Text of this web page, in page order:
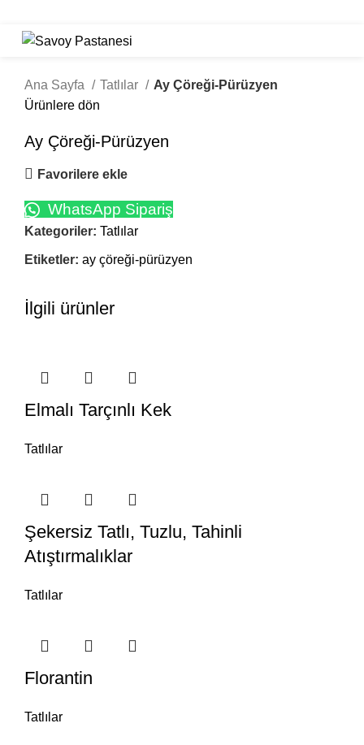
Ana Sayfa
Tatlılar
Ay Çöreği-Pürüzyen
Ürünlere dön
Ay Çöreği-Pürüzyen
Favorilere ekle
WhatsApp Sipariş
Kategoriler: Tatlılar
Etiketler: ay çöreği-pürüzyen
İlgili ürünler
Elmalı Tarçınlı Kek
Tatlılar
Şekersiz Tatlı, Tuzlu, Tahinli
Atıştırmalıklar
Tatlılar
Florantin
Tatlılar